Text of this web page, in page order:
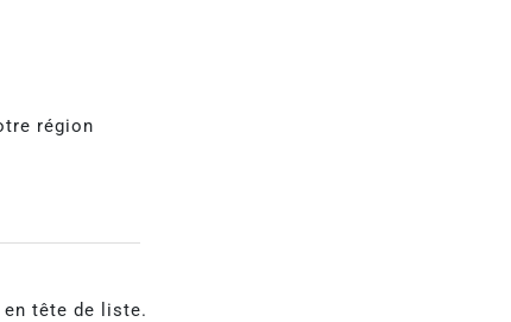
région
tête de liste.